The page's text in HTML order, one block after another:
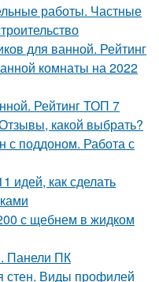
работы. Частные
для ванной. Рейтинг
комнаты на 2022
Рейтинг ТОП 7
какой выбрать?
с поддоном. Работа с
идей, как сделать
с щебнем в жидком
Панели ПК
стен. Виды профилей